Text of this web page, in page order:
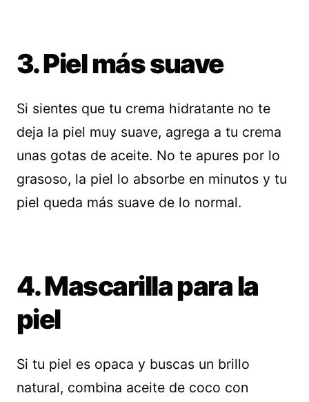
3. Piel más suave
Si sientes que tu crema hidratante no te
deja la piel muy suave, agrega a tu crema
unas gotas de aceite. No te apures por lo
grasoso, la piel lo absorbe en minutos y tu
piel queda más suave de lo normal.
4. Mascarilla para la
piel
Si tu piel es opaca y buscas un brillo
natural, combina aceite de coco con